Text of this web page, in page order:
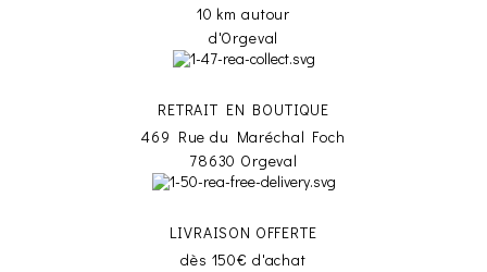
10 km autour
d'Orgeval
RETRAIT EN BOUTIQUE
469 Rue du Maréchal Foch
78630 Orgeval
LIVRAISON OFFERTE
dès 150€ d'achat